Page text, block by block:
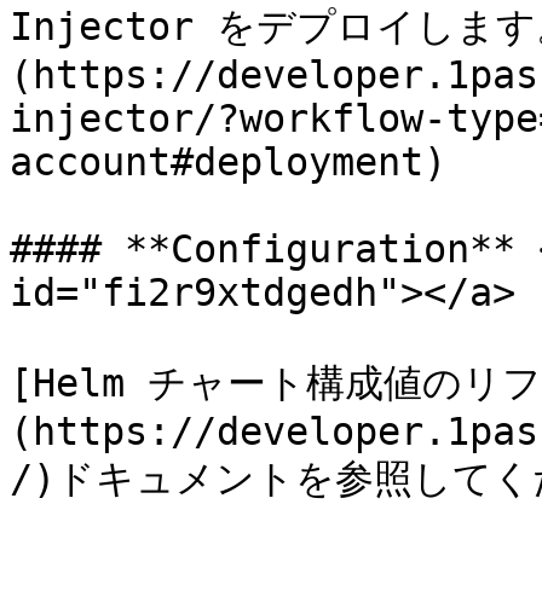
Injector をデプロイしま
(https://
injector/?workflow-
account#deployment)
#### **Configuration**
id="fi2r9xtdgedh"></a>
[Helm チャート構成値のリ
(https://